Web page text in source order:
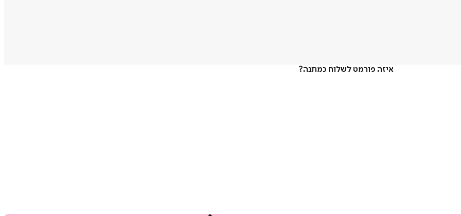
איזה פורמט לשלוח כמתנה?